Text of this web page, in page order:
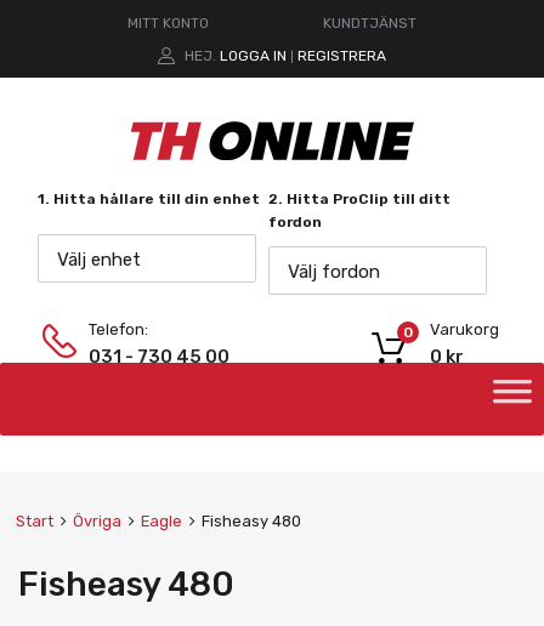
MITT KONTO
KUNDTJÄNST
HEJ. LOGGA IN REGISTRERA
1. Hitta hållare till din enhet
Välj enhet
2. Hitta ProClip till ditt
fordon
Välj fordon
Telefon:
031 - 730 45 00
Varukorg
0 kr
0
Start Övriga Eagle Fisheasy 480
Fisheasy 480